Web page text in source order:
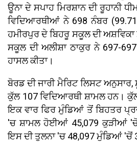
ਊਨਾ ਦੇ ਸਪਾਹ ਮਿਰਸ਼ਾਨ ਦੀ ਰੂਹਾਨੀ
ਵਿਦਿਆਰਥੀਆਂ ਨੇ 698 ਨੰਬਰ (99.71
ਹਮੀਰਪੁਰ ਦੇ ਬਿਹਰੂ ਸਕੂਲ ਦੀ
ਸਕੂਲ ਦੀ ਅਲੀਸ਼ਾ ਠਾਕੁਰ ਨੇ 697-697
ਹਾਸਲ ਕੀਤਾ।
ਬੋਰਡ ਦੀ ਜਾਰੀ ਮੈਰਿਟ ਲਿਸਟ
ਕੁੱਲ 107 ਵਿਦਿਆਰਥੀ ਸ਼ਾਮਲ ਹਨ।
ਇਕ ਵਾਰ ਫਿਰ ਮੁੰਡਿਆਂ ਤੋਂ ਬਿਹਤਰ
'ਚ ਸ਼ਾਮਲ ਹੋਈਆਂ 45,079 ਕੁੜੀਆਂ
ਇਸ ਦੀ ਤੁਲਨਾ 'ਚ 48,097 ਮੁੰਡਿਆਂ 'ਚੋਂ